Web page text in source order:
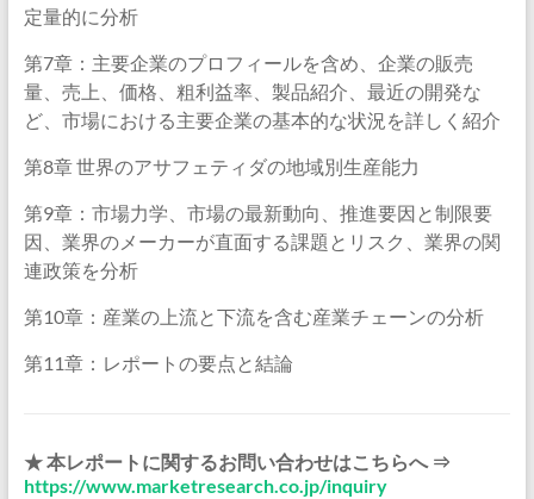
定量的に分析
第7章：主要企業のプロフィールを含め、企業の販売
量、売上、価格、粗利益率、製品紹介、最近の開発な
ど、市場における主要企業の基本的な状況を詳しく紹介
第8章 世界のアサフェティダの地域別生産能力
第9章：市場力学、市場の最新動向、推進要因と制限要
因、業界のメーカーが直面する課題とリスク、業界の関
連政策を分析
第10章：産業の上流と下流を含む産業チェーンの分析
第11章：レポートの要点と結論
★ 本レポートに関するお問い合わせはこちらへ ⇒
https://www.marketresearch.co.jp/inquiry